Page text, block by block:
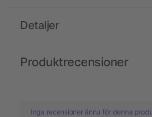
Detaljer
Produktrecensioner
Inga recensioner ännu för denna